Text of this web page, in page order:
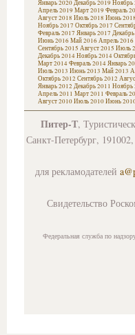
Январь 2020Декабрь 2019 Ноябрь
Апрель 2019 Март 2019 Февраль
Август 2018 Июль 2018 Июнь 2018
Ноябрь 2017 Октябрь 2017
Февраль 2017 Январь 2017
Июнь 2016 Май 2016 Апрель 2016
Сентябрь 2015 Август 2015 Июль
Декабрь 2014Ноябрь 2014
Март 2014Февраль 2014Январь
Июль 2013 Июнь 2013 Май 2013
Октябрь 2012 Сентябрь 2012
Январь 2012 Декабрь 2011 Ноябрь
Апрель 2011 Март 2011 Февраль
Август 2010Июль 2010Июнь
Питер-Т,
Санкт-Петербург,
для рекламодателей
Свидетельство
Федеральная служба по